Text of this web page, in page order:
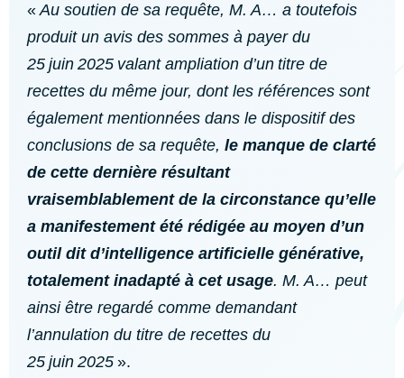
«Au soutien de sa requête, M. A… a toutefois
produit un avis des sommes à payer du
25 juin 2025 valant ampliation d’un titre de
recettes du même jour, dont les références sont
également mentionnées dans le dispositif des
conclusions de sa requête, le manque de clarté
de cette dernière résultant
vraisemblablement de la circonstance qu’elle
a manifestement été rédigée au moyen d’un
outil dit d’intelligence artificielle générative,
totalement inadapté à cet usage. M. A… peut
ainsi être regardé comme demandant
l’annulation du titre de recettes du
25 juin 2025 ».